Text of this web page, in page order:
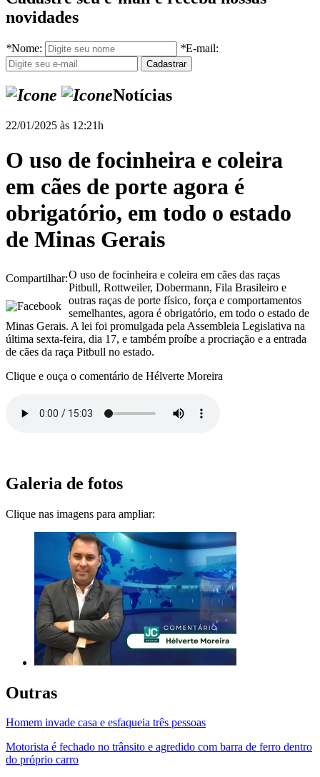
novidades
*Nome: *E-mail:
Notícias
22/01/2025 às 12:21h
O uso de focinheira e coleira
em cães de porte agora é
obrigatório, em todo o estado
de Minas Gerais
Compartilhar:O uso de focinheira e coleira em cães das raças
Pitbull, Rottweiler, Dobermann, Fila Brasileiro e
outras raças de porte físico, força e comportamentos
semelhantes, agora é obrigatório, em todo o estado de
Minas Gerais. A lei foi promulgada pela Assembleia Legislativa na
última sexta-feira, dia 17, e também proíbe a procriação e a entrada
de cães da raça Pitbull no estado.
Clique e ouça o comentário de Hélverte Moreira
Galeria de fotos
Clique nas imagens para ampliar:
Outras
Homem invade casa e esfaqueia três pessoas
Motorista é fechado no trânsito e agredido com barra de ferro dentro
do próprio carro